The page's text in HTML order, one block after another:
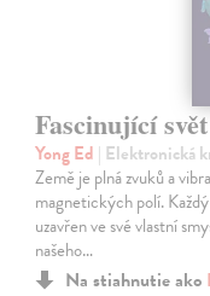
Fascinující
Yong Ed | Elektronická
Země je plná zvuků a
magnetických polí.
uzavřen ve své vlastní
našeho…
Na stiahnutie ako